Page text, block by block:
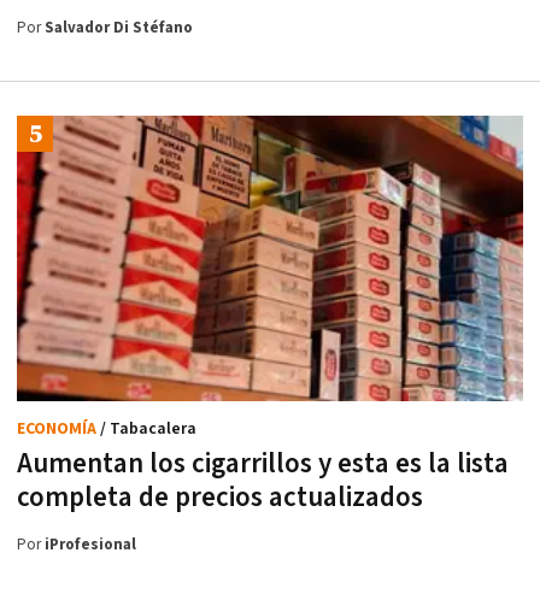
PorSalvador Di Stéfano
Aumentan los cigarrillos y esta es la lista
completa de precios actualizados
ECONOMÍA/ Tabacalera
PoriProfesional